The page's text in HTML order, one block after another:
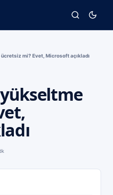
mi? Evet, Microsoft açıkladı